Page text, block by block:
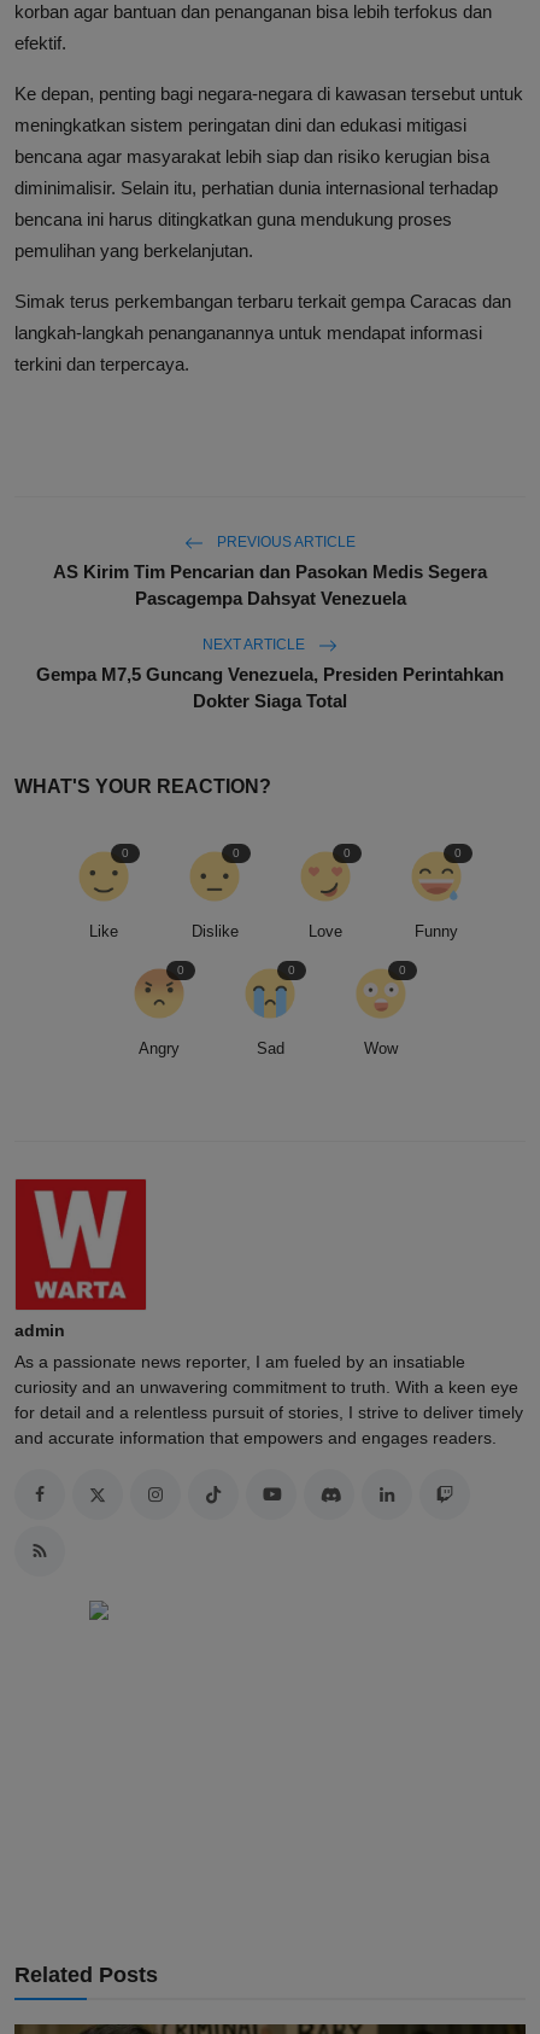
korban agar bantuan dan penanganan bisa lebih terfokus dan
efektif.
Ke depan, penting bagi negara-negara di kawasan tersebut untuk
meningkatkan sistem peringatan dini dan edukasi mitigasi
bencana agar masyarakat lebih siap dan risiko kerugian bisa
diminimalisir. Selain itu, perhatian dunia internasional terhadap
bencana ini harus ditingkatkan guna mendukung proses
pemulihan yang berkelanjutan.
Simak terus perkembangan terbaru terkait gempa Caracas dan
langkah-langkah penanganannya untuk mendapat informasi
terkini dan terpercaya.
PREVIOUS ARTICLE
AS Kirim Tim Pencarian dan Pasokan Medis Segera
Pascagempa Dahsyat Venezuela
NEXT ARTICLE
Gempa M7,5 Guncang Venezuela, Presiden Perintahkan
Dokter Siaga Total
WHAT'S YOUR REACTION?
Like
0
Dislike
0
Love
0
Funny
0
Angry
0
Sad
0
Wow
0
admin
As a passionate news reporter, I am fueled by an insatiable
curiosity and an unwavering commitment to truth. With a keen eye
for detail and a relentless pursuit of stories, I strive to deliver timely
and accurate information that empowers and engages readers.
Related Posts